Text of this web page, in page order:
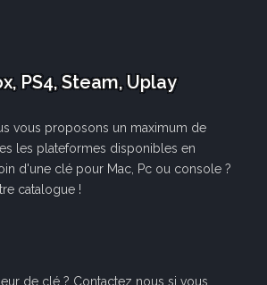
PS4, Steam, Uplay
vous proposons un maximum de
les plateformes disponibles en
d'une clé pour Mac, Pc ou console ?
catalogue !
de clé ? Contactez nous si vous